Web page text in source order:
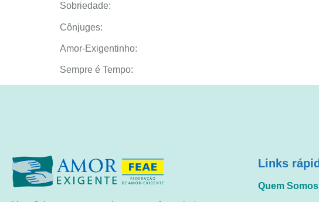
Sobriedade:
Cônjuges:
Amor-Exigentinho:
Sempre é Tempo:
Links
Quem Somos